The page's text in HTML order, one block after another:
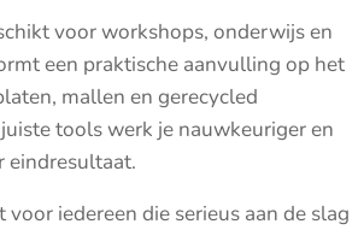
voor workshops, onderwijs en
een praktische aanvulling op het
mallen en gerecycled
tools werk je nauwkeuriger en
eindresultaat.
voor iedereen die serieus aan de slag